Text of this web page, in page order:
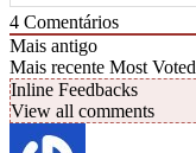
4 Comentários
Mais antigo
Mais recente Most Voted
Inline Feedbacks
View all comments